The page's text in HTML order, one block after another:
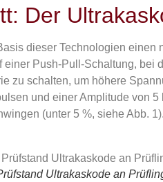
Der
dieser Technologien
einer Push-Pull-Schaltung,
zu schalten, um höhere
und einer Amplitude von
(unter 5 %, siehe Abb.
Ultrakaskode an